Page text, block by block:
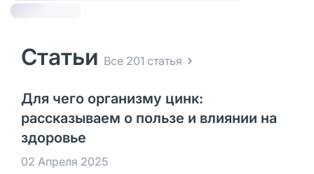
Статьи Все 201 статья
Для чего организму цинк:
рассказываем о пользе и влиянии на
здоровье
02 Апреля 2025